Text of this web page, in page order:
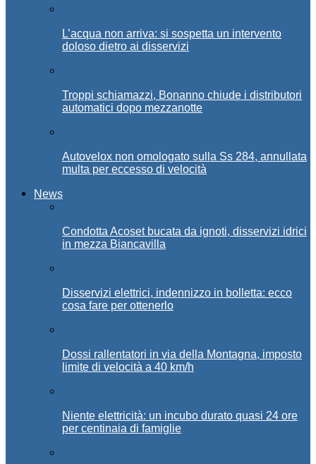
L’acqua non arriva: si sospetta un intervento
doloso dietro ai disservizi
Troppi schiamazzi, Bonanno chiude i distributori
automatici dopo mezzanotte
Autovelox non omologato sulla Ss 284, annullata
multa per eccesso di velocità
News
Condotta Acoset bucata da ignoti, disservizi idrici
in mezza Biancavilla
Disservizi elettrici, indennizzo in bolletta: ecco
cosa fare per ottenerlo
Dossi rallentatori in via della Montagna, imposto
limite di velocità a 40 km/h
Niente elettricità: un incubo durato quasi 24 ore
per centinaia di famiglie